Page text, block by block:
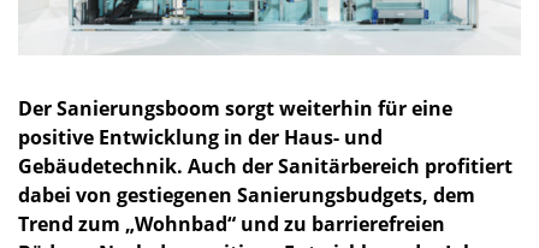
Der Sanierungsboom sorgt weiterhin für eine
positive Entwicklung in der Haus- und
Gebäudetechnik. Auch der Sanitärbereich profitiert
dabei von gestiegenen Sanierungsbudgets, dem
Trend zum „Wohnbad“ und zu barrierefreien